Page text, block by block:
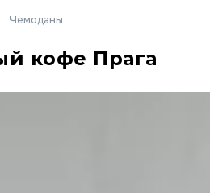
Чемоданы
кофе Прага